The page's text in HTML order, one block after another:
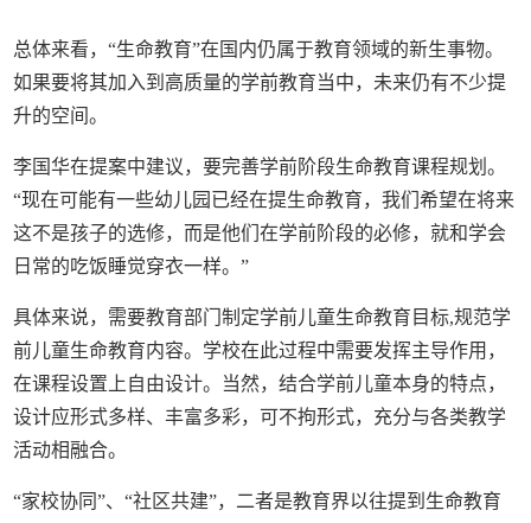
总体来看，“生命教育”在国内仍属于教育领域的新生事物。
如果要将其加入到高质量的学前教育当中，未来仍有不少提
升的空间。
李国华在提案中建议，要完善学前阶段生命教育课程规划。
“现在可能有一些幼儿园已经在提生命教育，我们希望在将来
这不是孩子的选修，而是他们在学前阶段的必修，就和学会
日常的吃饭睡觉穿衣一样。”
具体来说，需要教育部门制定学前儿童生命教育目标,规范学
前儿童生命教育内容。学校在此过程中需要发挥主导作用，
在课程设置上自由设计。当然，结合学前儿童本身的特点，
设计应形式多样、丰富多彩，可不拘形式，充分与各类教学
活动相融合。
“家校协同”、“社区共建”，二者是教育界以往提到生命教育